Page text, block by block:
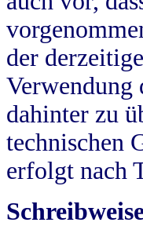
der
dahinter zu
technischen
erfolgt nach